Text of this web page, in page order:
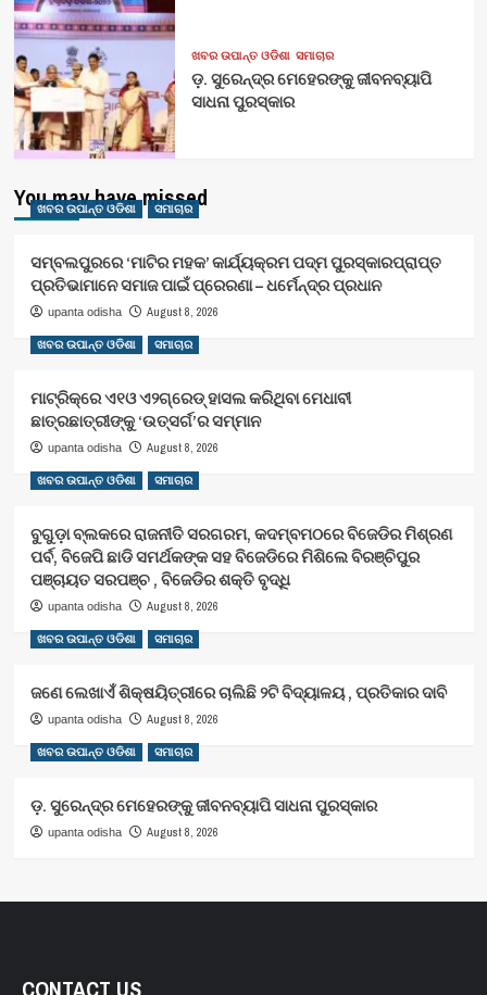
ଖବର ଉପାନ୍ତ ଓଡିଶା ସମାଚାର
ଡ଼. ସୁରେନ୍ଦ୍ର ମେହେରଙ୍କୁ ଜୀବନବ୍ୟାପି
ସାଧନା ପୁରସ୍କାର
You may have missed
ଖବର ଉପାନ୍ତ ଓଡିଶା ସମାଚାର
ସମ୍ବଲପୁରରେ ‘ମାଟିର ମହକ’ କାର୍ଯ୍ୟକ୍ରମ ପଦ୍ମ ପୁରସ୍କାରପ୍ରାପ୍ତ
ପ୍ରତିଭାମାନେ ସମାଜ ପାଇଁ ପ୍ରେରଣା – ଧର୍ମେନ୍ଦ୍ର ପ୍ରଧାନ
upanta odisha August 8, 2026
ଖବର ଉପାନ୍ତ ଓଡିଶା ସମାଚାର
ମାଟ୍ରିକ୍‌ରେ ଏ୧ଓ ଏ୨ଗ୍ରେଡ୍‌ ହାସଲ କରିଥିବା ମେଧାବୀ
ଛାତ୍ରଛାତ୍ରୀଙ୍କୁ ‘ଉତ୍ସର୍ଗ’ର ସମ୍ମାନ
upanta odisha August 8, 2026
ଖବର ଉପାନ୍ତ ଓଡିଶା ସମାଚାର
ବୁଗୁଡ଼ା ବ୍ଲକରେ ରାଜନୀତି ସରଗରମ, କଦମ୍ବମଠରେ ବିଜେଡିର ମିଶ୍ରଣ
ପର୍ବ, ବିଜେପି ଛାଡି ସମର୍ଥକଙ୍କ ସହ ବିଜେଡିରେ ମିଶିଲେ ବିରଞ୍ଚିପୁର
ପଞ୍ଚାୟତ ସରପଞ୍ଚ , ବିଜେଡିର ଶକ୍ତି ବୃଦ୍ଧି
upanta odisha August 8, 2026
ଖବର ଉପାନ୍ତ ଓଡିଶା ସମାଚାର
ଜଣେ ଲେଖାଏଁ ଶିକ୍ଷୟିତ୍ରୀରେ ଚାଲିଛି ୨ଟି ବିଦ୍ୟାଳୟ , ପ୍ରତିକାର ଦାବି
upanta odisha August 8, 2026
ଖବର ଉପାନ୍ତ ଓଡିଶା ସମାଚାର
ଡ଼. ସୁରେନ୍ଦ୍ର ମେହେରଙ୍କୁ ଜୀବନବ୍ୟାପି ସାଧନା ପୁରସ୍କାର
upanta odisha August 8, 2026